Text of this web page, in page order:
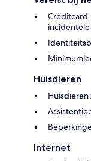
Huisdieren
Huisdieren
Internet